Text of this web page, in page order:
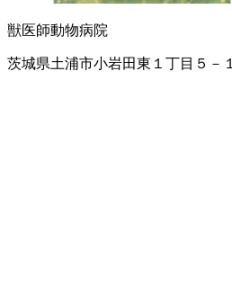
獣医師動物病院
茨城県土浦市小岩田東１丁目５－１